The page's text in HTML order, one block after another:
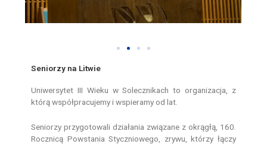
Seniorzy na Litwie
Uniwersytet III Wieku w Solecznikach to organizacja, z
którą współpracujemy i wspieramy od lat.
Seniorzy przygotowali działania związane z okrągłą, 160.
Rocznicą Powstania Styczniowego, zrywu, którzy łączy